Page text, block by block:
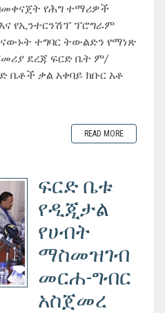
የሕግ ተማሪዎች
የኢንተርንሽፕ ፕሮግራም
ተግባር ትውልድን የማነጽ
ደረጃ ፍርድ ቤት ም/
ቤቶች ቃል አቀባይ ክቡር አቶ
READ MORE
ፍርድ ቤቱ
የዲጂታል
የሀብት
ማስመዝገብ
መርሐ-ግብር
አስጀመረ